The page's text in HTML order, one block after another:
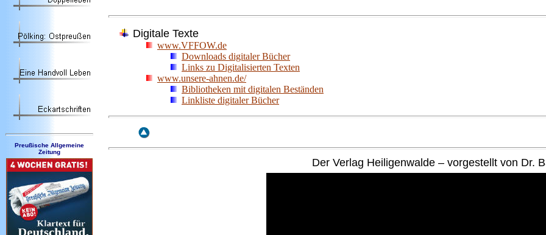
Preußische Allgemeine
Zeitung
Digitale Texte
www.VFFOW.de
Downloads digitaler Bücher
Links zu Digitalisierten Texten
www.unsere-ahnen.de/
Bibliotheken mit digitalen Beständen
Linkliste digitaler Bücher
Der Verlag Heiligenwalde – vorgestellt von Dr.